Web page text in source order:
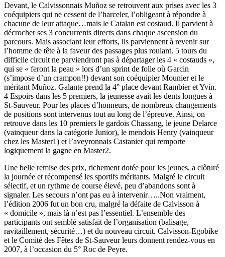
Devant, le Calvissonnais Muñoz se retrouvent aux prises avec les 3
coéquipiers qui ne cessent de l’harceler, l’obligeant à répondre à
chacune de leur attaque…mais le Catalan est costaud. Il parvient à
décrocher ses 3 concurrents directs dans chaque ascension du
parcours. Mais associant leur efforts, ils parviennent à revenir sur
l’homme de tête à la faveur des passages plus roulant. 5 tours du
difficile circuit ne parviendront pas à départager les 4 « costauds »,
qui se « feront la peau » lors d’un sprint de folie où Garcin
(s’impose d’un crampon!!) devant son coéquipier Mounier et le
méritant Muñoz. Galante prend la 4° place devant Rambier et Yvin.
4 Espoirs dans les 5 premiers, la jeunesse avait les dents longues à
St-Sauveur. Pour les places d’honneurs, de nombreux changements
de positions sont intervenus tout au long de l’épreuve. Ainsi, on
retrouve dans les 10 premiers le gardois Chassang, le jeune Delarce
(vainqueur dans la catégorie Junior), le mendois Henry (vainqueur
chez les Master1) et l’aveyronnais Castanier qui remporte
logiquement la gagne en Master2.
Une belle remise des prix, richement dotée pour les jeunes, a clôturé
la journée et récompensé les sportifs méritants. Malgré le circuit
sélectif, et un rythme de course élevé, peu d’abandons sont à
signaler. Les secours n’ont pas eu à intervenir…..Non vraiment,
l’édition 2006 fut un bon cru, malgré la défaite de Calvisson à
« domicile », mais là n’est pas l’essentiel. L’ensemble des
participants ont semblé satisfait de l’organisation (balisage,
ravitaillement, sécurité…) et du nouveau circuit. Calvisson-Egobike
et le Comité des Fêtes de St-Sauveur leurs donnent rendez-vous en
2007, à l’occasion du 5° Roc de Peyre.